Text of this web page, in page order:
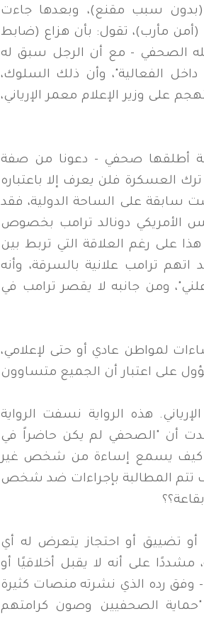
سبب مقنع)، وبعدها جاءت
(أمن مأرب)، تقول: بأن هزاع (ضابط
الصحفي - مع أن الرجل سبق له
الفعالية"، وأن ذلك السلوك،
على وزير الإعلام معمر الإرياني،
أطلقها صحفي - دعونا من صفة
العسكرة فلن يعرف إلا باعتباره
على الساحة الدولية، فقد
الأمريكي دونالد ترامب بخصوص
هذا على رغم العلاقة التي تربط بين
اتهم ترامب علانية بالسرقة، وأنه
ومن جانبه لا يقصر ترامب في
لمواطن عادي أو حتى لإعلامي،
على اعتبار أن الجميع متساوون
هذه الرواية نسفت الرواية
أن "الصحفي لم يكن حاضراً في
كيف يسمع إساءة من شخص غير
تتم المطالبة بإجراءات ضد شخص
أو تضييق أو احتجاز يتعرض له أي
على أنه لا يقبل أخلاقيًا أو
رده الذي نشرته منصات كثيرة
الصحفيين وصون كرامتهم